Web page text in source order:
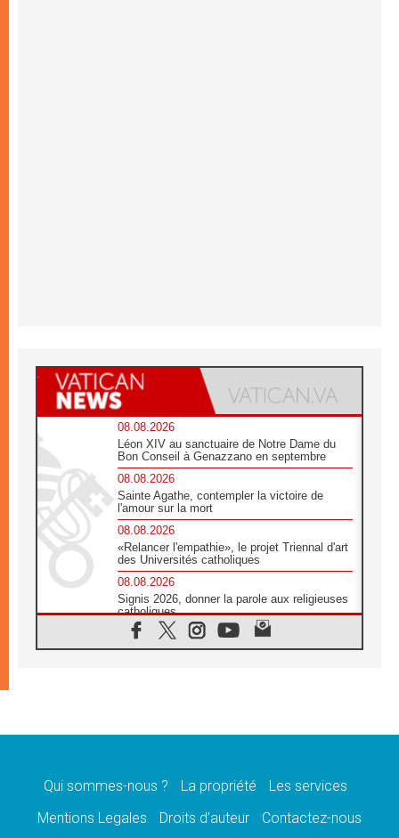
08.08.2026
Léon XIV au sanctuaire de Notre Dame du
Bon Conseil à Genazzano en septembre
08.08.2026
Sainte Agathe, contempler la victoire de
l'amour sur la mort
08.08.2026
«Relancer l'empathie», le projet Triennal d'art
des Universités catholiques
08.08.2026
Signis 2026, donner la parole aux religieuses
catholiques
08.08.2026
Au Bangladesh, l'Église accompagne les
07.08.2026
07.08.2026
le cardinal Parolin
Qui sommes-nous ? La propriété
Les services
Mentions Legales
Droits d’auteur Contactez-nous